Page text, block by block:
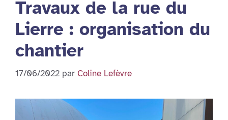
Travaux de la rue du
Lierre : organisation du
chantier
17/06/2022 par Coline Lefèvre